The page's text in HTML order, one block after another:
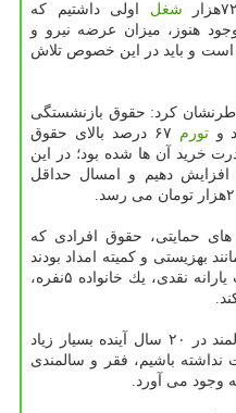
شغل اولی داشتیم كه
هنوز، میزان عرضه نیرو و
و باید در این خصوص تلاش
كرد: حقوق بازنشستگی
تورم
۶۷ درصد بالای حقوق
خرید آن ها شده بود؛ در این
افزایش دهیم و امسال حداقل
حمایتی، حقوق افرادی كه
بهزیستی و كمیته امداد بودند
۳.۴ دهم افزایش یافت و با احتساب یارانه نقدی، یك خانواده ۵نفره،
ربیعی خاطرنشان كرد: جمعیت سالمند در ۲۰ سال آینده بسیار زیاد
باشیم، فقر و سالمندی
وجود می آورد.